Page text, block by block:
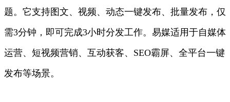
题。它支持图文、视频、动态一键发布、批量发布，仅
需3分钟，即可完成3小时分发工作。易媒适用于自媒体
运营、短视频营销、互动获客、SEO霸屏、全平台一键
发布等场景。